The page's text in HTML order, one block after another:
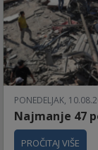
PONEDELJAK,
Najmanje 47
PROČITAJ VIŠE